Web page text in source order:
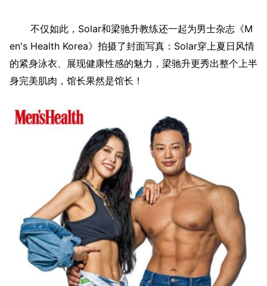
不仅如此，Solar和梁驰升教练还一起为男士杂志《M
en's Health Korea》拍摄了封面写真：Solar穿上夏日风情
的紧身泳衣、展现健康性感的魅力，梁驰升更秀出整个上半
身完美肌肉，馆长果然是馆长！